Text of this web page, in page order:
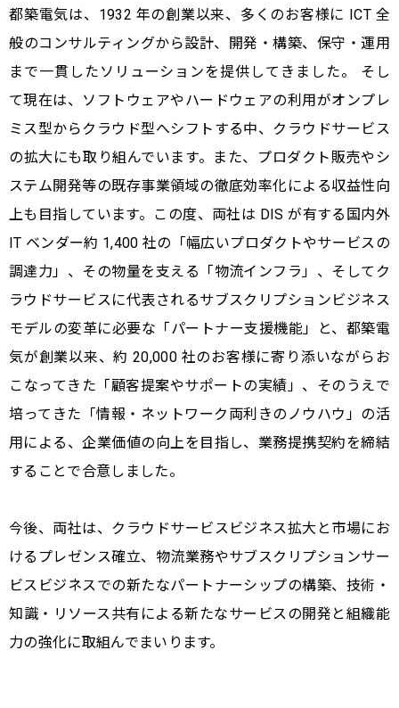
都築電気は、1932 年の創業以来、多くのお客様に ICT 全
般のコンサルティングから設計、開発・構築、保守・運用
まで一貫したソリューションを提供してきました。 そし
て現在は、ソフトウェアやハードウェアの利用がオンプレ
ミス型からクラウド型へシフトする中、クラウドサービス
の拡大にも取り組んでいます。また、プロダクト販売やシ
ステム開発等の既存事業領域の徹底効率化による収益性向
上も目指しています。この度、両社は DIS が有する国内外
IT ベンダー約 1,400 社の「幅広いプロダクトやサービスの
調達力」、その物量を支える「物流インフラ」、そしてク
ラウドサービスに代表されるサブスクリプションビジネス
モデルの変革に必要な「パートナー支援機能」と、都築電
気が創業以来、約 20,000 社のお客様に寄り添いながらお
こなってきた「顧客提案やサポートの実績」、そのうえで
培ってきた「情報・ネットワーク両利きのノウハウ」の活
用による、企業価値の向上を目指し、業務提携契約を締結
することで合意しました。
今後、両社は、クラウドサービスビジネス拡大と市場にお
けるプレゼンス確立、物流業務やサブスクリプションサー
ビスビジネスでの新たなパートナーシップの構築、技術・
知識・リソース共有による新たなサービスの開発と組織能
力の強化に取組んでまいります。